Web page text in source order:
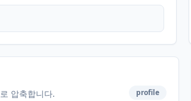
압축합니다. profile